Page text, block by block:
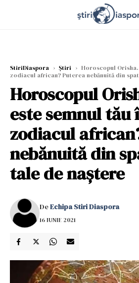
StiriDiaspora › Știri › Horoscopul Orisha.
zodiacul african? Puterea nebănuită din
Horoscopul
este semnul tău
zodiacul
nebănuită din
tale de naştere
DeEchipa Stiri Diaspora
16 IUNIE 2021